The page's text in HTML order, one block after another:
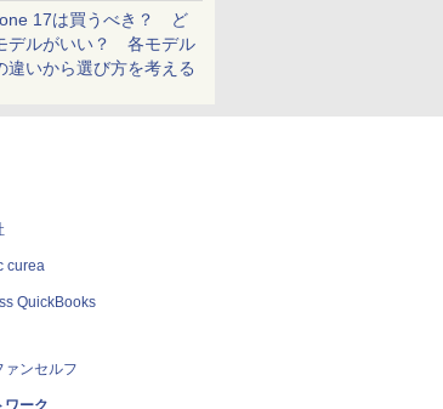
17は買うべき？ ど
デルがいい？ 各モデル
違いから選び方を考える
curea
QuickBooks
ァンセルフ
ワーク